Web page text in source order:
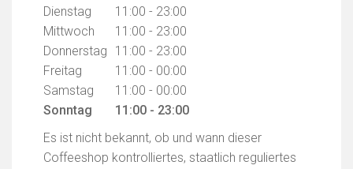
Dienstag
11:00 - 23:00
Mittwoch
11:00 - 23:00
Donnerstag
11:00 - 23:00
Freitag
11:00 - 00:00
Samstag
11:00 - 00:00
Sonntag
11:00 - 23:00
Es ist nicht bekannt, ob und wann dieser
Coffeeshop kontrolliertes, staatlich reguliertes